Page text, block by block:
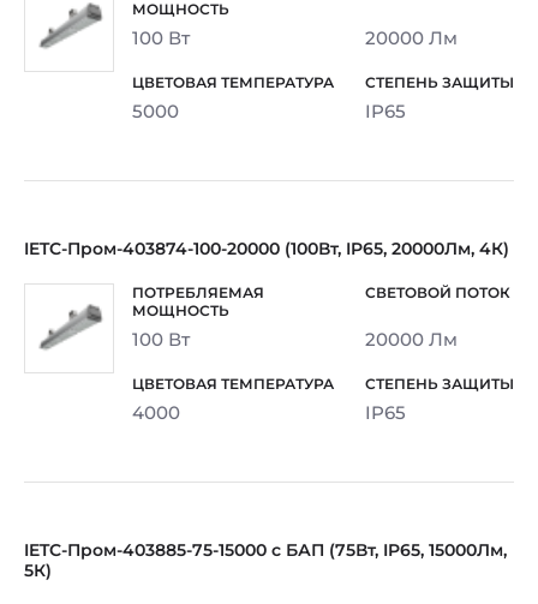
100 Вт 20000 Лм
5000 IP65
IETC-Пром-403874-100-20000 (100Вт, IP65, 20000Лм, 4К)
100 Вт 20000 Лм
4000 IP65
IETC-Пром-403885-75-15000 с БАП (75Вт, IP65, 15000Лм,
5К)